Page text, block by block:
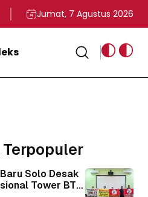
Presiden Prabowo yang
Staf Khusus Menag RI
Jumat, 7 Agustus 2026
Solo Desak
Tower BTS,